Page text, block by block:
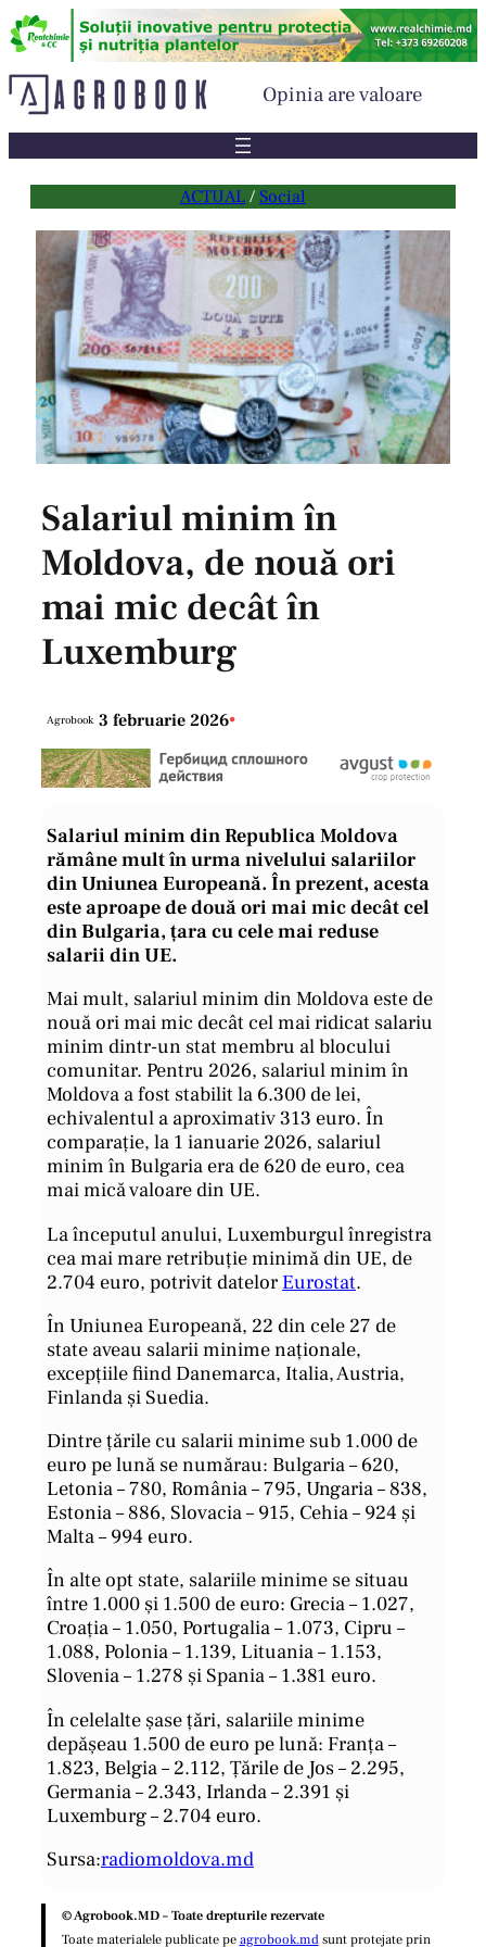
Sari
la
Opinia are valoare
ACTUAL / Social
Salariul minim în
Moldova, de nouă ori
mai mic decât în
Luxemburg
Agrobook 3 februarie 2026•
Salariul minim din Republica Moldova
rămâne mult în urma nivelului salariilor
din Uniunea Europeană. În prezent, acesta
este aproape de două ori mai mic decât cel
din Bulgaria, țara cu cele mai reduse
salarii din UE.
Mai mult, salariul minim din Moldova este de
nouă ori mai mic decât cel mai ridicat salariu
minim dintr-un stat membru al blocului
comunitar. Pentru 2026, salariul minim în
Moldova a fost stabilit la 6.300 de lei,
echivalentul a aproximativ 313 euro. În
comparație, la 1 ianuarie 2026, salariul
minim în Bulgaria era de 620 de euro, cea
mai mică valoare din UE.
La începutul anului, Luxemburgul înregistra
cea mai mare retribuție minimă din UE, de
2.704 euro, potrivit datelor Eurostat.
În Uniunea Europeană, 22 din cele 27 de
state aveau salarii minime naționale,
excepțiile fiind Danemarca, Italia, Austria,
Finlanda și Suedia.
Dintre țările cu salarii minime sub 1.000 de
euro pe lună se numărau: Bulgaria – 620,
Letonia – 780, România – 795, Ungaria – 838,
Estonia – 886, Slovacia – 915, Cehia – 924 și
Malta – 994 euro.
În alte opt state, salariile minime se situau
între 1.000 și 1.500 de euro: Grecia – 1.027,
Croația – 1.050, Portugalia – 1.073, Cipru –
1.088, Polonia – 1.139, Lituania – 1.153,
Slovenia – 1.278 și Spania – 1.381 euro.
În celelalte șase țări, salariile minime
depășeau 1.500 de euro pe lună: Franța –
1.823, Belgia – 2.112, Țările de Jos – 2.295,
Germania – 2.343, Irlanda – 2.391 și
Luxemburg – 2.704 euro.
Sursa:radiomoldova.md
© Agrobook.MD – Toate drepturile rezervate
Toate materialele publicate peagrobook.mdsunt protejate prin